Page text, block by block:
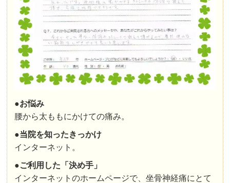
●お悩み
腰から太ももにかけての痛み。
●当院を知ったきっかけ
インターネット。
●ご利用した「決め手」
インターネットのホームページで、坐骨神経痛にとて